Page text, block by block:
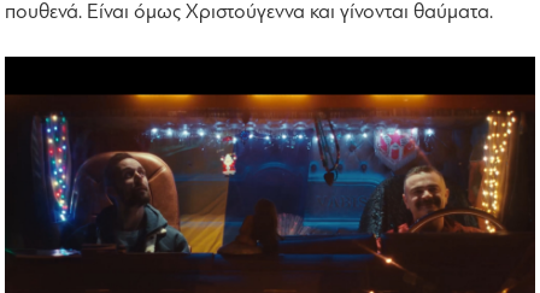
πουθενά. Είναι όμως Χριστούγεννα και γίνονται θαύματα.